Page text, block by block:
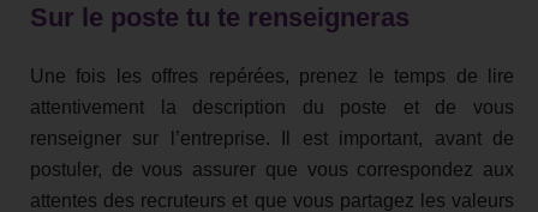
Sur le poste tu te renseigneras
Une fois les offres repérées, prenez le temps de lire
attentivement la description du poste et de vous
renseigner sur l’entreprise. Il est important, avant de
postuler, de vous assurer que vous correspondez aux
attentes des recruteurs et que vous partagez les valeurs